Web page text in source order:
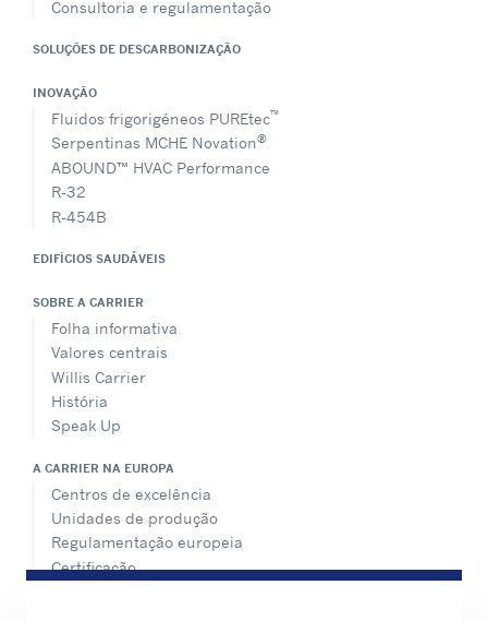
Consultoria e regulamentação
SOLUÇÕES DE DESCARBONIZAÇÃO
INOVAÇÃO
Fluidos frigorigéneos PUREtec™
Serpentinas MCHE Novation®
ABOUND™ HVAC Performance
R-32
R-454B
EDIFÍCIOS SAUDÁVEIS
SOBRE A CARRIER
Folha informativa
Valores centrais
Willis Carrier
História
Speak Up
A CARRIER NA EUROPA
Centros de excelência
Unidades de produção
Regulamentação europeia
Certificação